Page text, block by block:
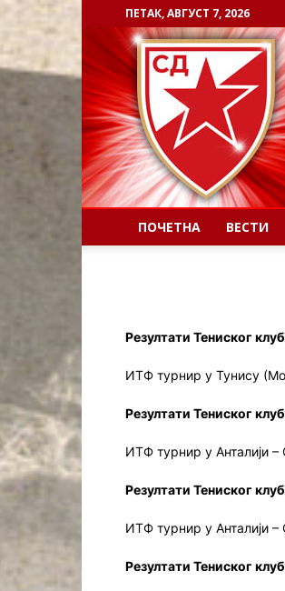
ПЕТАК, АВГУСТ 7, 2026
ПОЧЕТНА ВЕСТИ
Резултати Тениског
ИТФ турнир у Тунису
Резултати Тениског
ИТФ турнир у Анталији
Резултати Тениског
ИТФ турнир у Анталији
Резултати Тениског